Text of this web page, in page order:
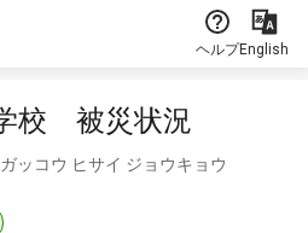
ヘルプEnglish
校 被災状況
ッコウ ヒサイ ジョウキョウ